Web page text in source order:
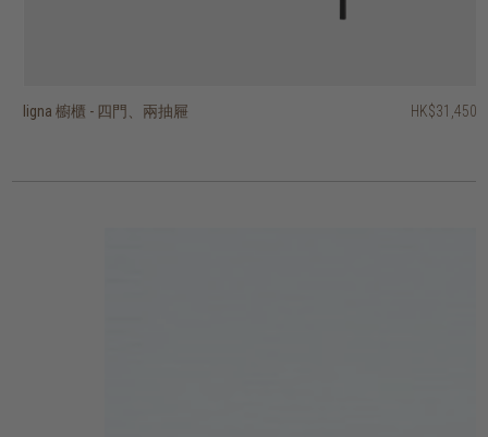
ligna 櫥櫃 - 四門、兩抽屜 HK$31,450
hopper 三門展示櫃 HK$39,950
vision 櫥櫃 - 兩門、單抽屜 HK$13,450
vision 四門櫥櫃 HK$14,450
fissure II 展示櫃 - 兩門、三抽屜 HK$14,950
fissure II 兩門展示櫃 HK$11,950
outline 櫥櫃 - 兩門 HK$19,950
motion 櫥櫃 - 兩門 HK$19,950
motion 櫥櫃 - 兩質感玻璃門 HK$19,950
motion 展示櫃 - 兩玻璃門、兩抽屜 HK$19,950